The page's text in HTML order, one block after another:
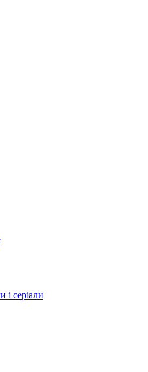
і серіали